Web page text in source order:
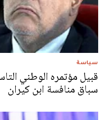
سياسة
قبيل مؤتمره الوطني
سباق منافسة ابن كيران